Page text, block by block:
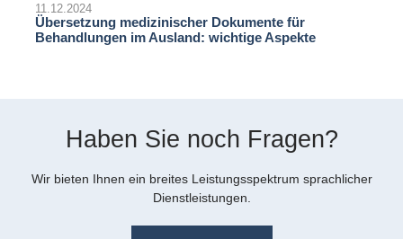
11.12.2024
Übersetzung medizinischer Dokumente für
Behandlungen im Ausland: wichtige Aspekte
Haben Sie noch Fragen?
Wir bieten Ihnen ein breites Leistungsspektrum sprachlicher
Dienstleistungen.